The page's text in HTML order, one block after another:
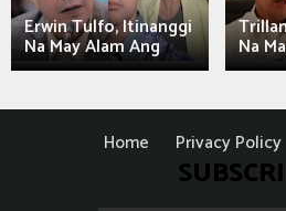
Erwin Tulfo, Itinanggi
Na May Alam Ang Na
Home Privacy Policy